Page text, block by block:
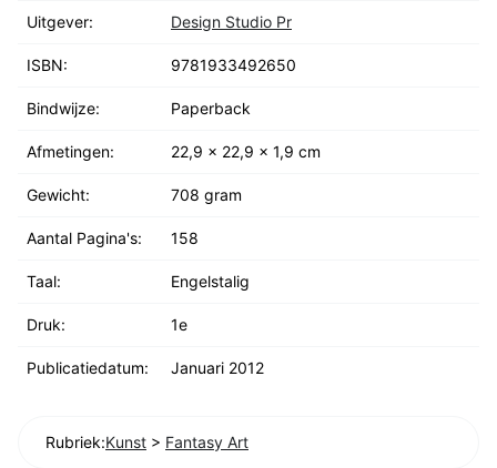
Uitgever: Design Studio Pr
ISBN: 9781933492650
Bindwijze: Paperback
Afmetingen: 22,9 x 22,9 x 1,9 cm
Gewicht: 708 gram
Aantal Pagina's: 158
Taal: Engelstalig
Druk: 1e
Publicatiedatum: Januari 2012
Rubriek:Kunst > Fantasy Art